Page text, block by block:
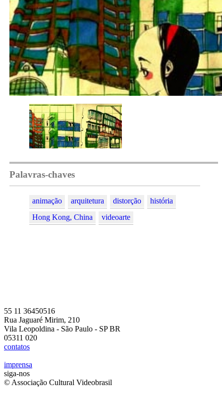
Palavras-chaves
animação arquitetura distorção
história
Hong Kong, China
videoarte
55 11 36450516
Rua Jaguaré Mirim, 210
Vila Leopoldina - São Paulo - SP BR
05311 020
contatos
imprensa
siga-nos
© Associação Cultural Videobrasil